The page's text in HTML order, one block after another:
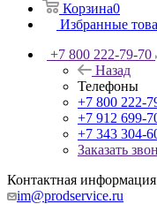
Корзина0
Избранные
+7 800 222-79-70
Назад
Телефоны
+7 800 222-
+7 912 699-
+7 343 304-
Заказать
Контактная информация
im@prodservice.ru